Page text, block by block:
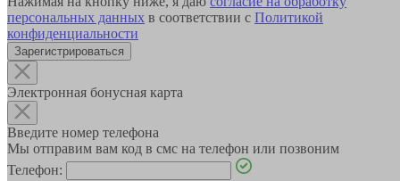
персональных данных в соответствии с Политикой
конфиденциальности
Зарегистрироваться
Электронная бонусная карта
Введите номер телефона
Мы отправим вам код в смс на телефон или позвоним
Телефон: